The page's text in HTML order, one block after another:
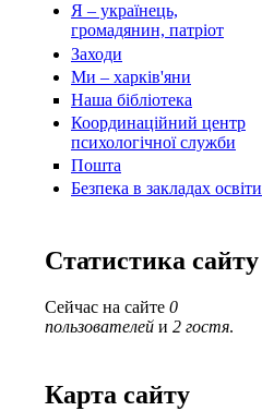
Я – українець,
громадянин, патріот
Заходи
Ми – харків'яни
Наша бібліотека
Координаційний центр
психологічної служби
Пошта
Безпека в закладах освіти
Статистика сайту
Сейчас на сайте 0
пользователей и 2 гостя.
Карта сайту